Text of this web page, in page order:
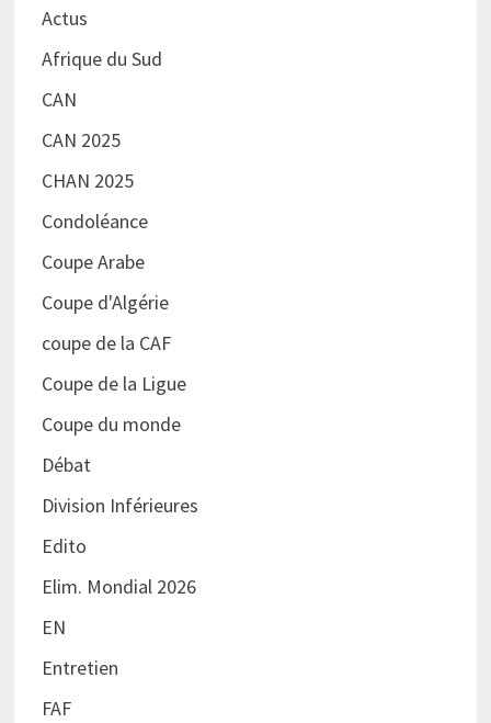
Actus
Afrique du Sud
CAN
CAN 2025
CHAN 2025
Condoléance
Coupe Arabe
Coupe d'Algérie
coupe de la CAF
Coupe de la Ligue
Coupe du monde
Débat
Division Inférieures
Edito
Elim. Mondial 2026
EN
Entretien
FAF